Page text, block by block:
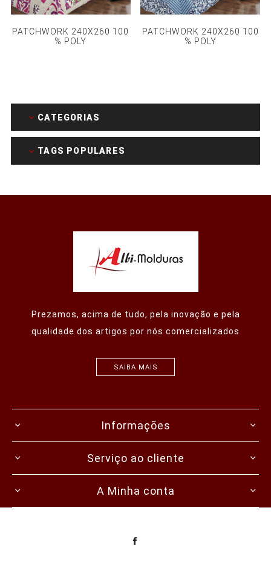
PATCHWORK 240X260 100
% POLY
PATCHWORK 240X260 100
% POLY
CATEGORIAS
TAGS POPULARES
Prezamos, acima de tudo, pela inovação e pela
qualidade dos artigos por nós comercializados
SAIBA MAIS
Informações
Serviço ao cliente
A Minha conta